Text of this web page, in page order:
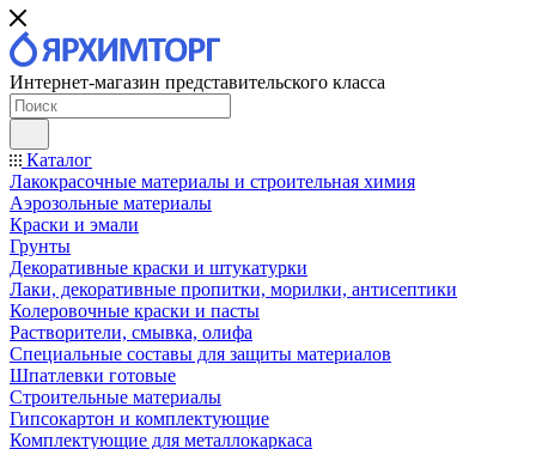
Интернет-магазин представительского класса
Каталог
Лакокрасочные материалы и строительная химия
Аэрозольные материалы
Краски и эмали
Грунты
Декоративные краски и штукатурки
Лаки, декоративные пропитки, морилки, антисептики
Колеровочные краски и пасты
Растворители, смывка, олифа
Специальные составы для защиты материалов
Шпатлевки готовые
Строительные материалы
Гипсокартон и комплектующие
Комплектующие для металлокаркаса